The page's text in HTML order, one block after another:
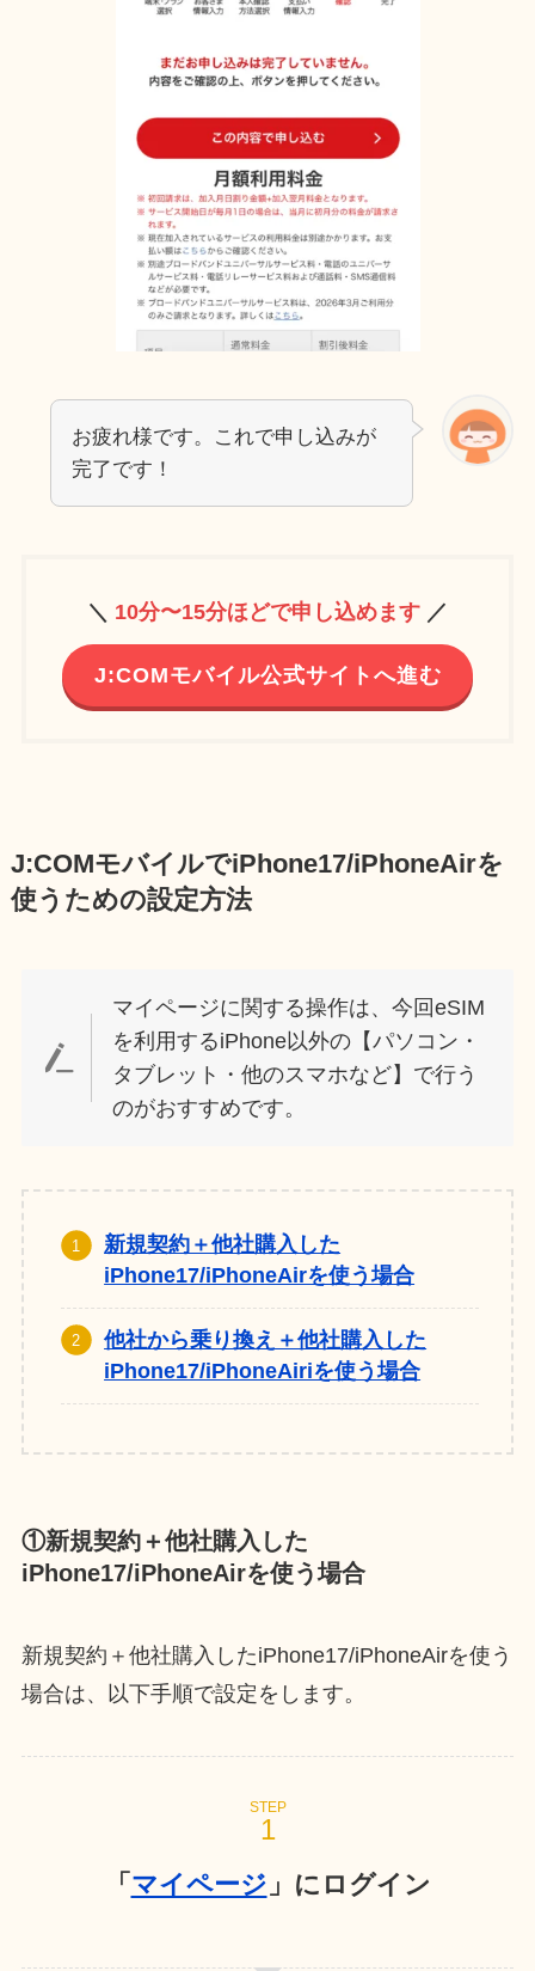
お疲れ様です。これで申し込みが
完了です！
＼ 10分〜15分ほどで申し込めます ／
J:COMモバイル公式サイトへ進む
J:COMモバイルでiPhone17/iPhoneAirを
使うための設定方法
マイページに関する操作は、今回eSIM
を利用するiPhone以外の【パソコン・
タブレット・他のスマホなど】で行う
のがおすすめです。
新規契約＋他社購入した
iPhone17/iPhoneAirを使う場合
他社から乗り換え＋他社購入した
iPhone17/iPhoneAiriを使う場合
①新規契約＋他社購入した
iPhone17/iPhoneAirを使う場合
新規契約＋他社購入したiPhone17/iPhoneAirを使う
場合は、以下手順で設定をします。
STEP
「 マイページ 」にログイン